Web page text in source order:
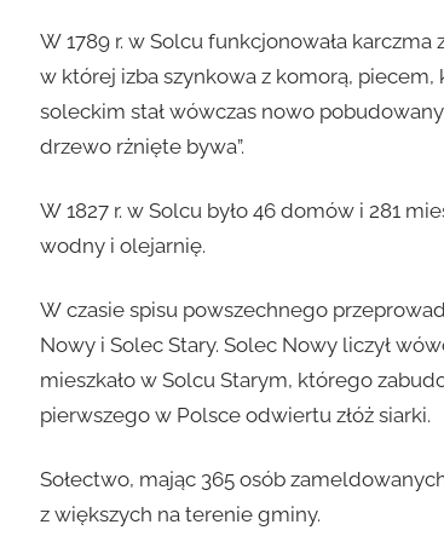
W 1789 r. w Solcu funkcjonowała
w której izba szynkowa z komorą, piecem,
soleckim stał wówczas nowo
drzewo rżnięte bywa”.
W 1827 r. w Solcu było 46 domów i 281
wodny i olejarnię.
W czasie spisu powszechnego
Nowy i Solec Stary. Solec Nowy liczył
mieszkało w Solcu Starym, którego
pierwszego w Polsce odwiertu złóż siarki.
Sołectwo, mając 365 osób
z większych na terenie gminy.